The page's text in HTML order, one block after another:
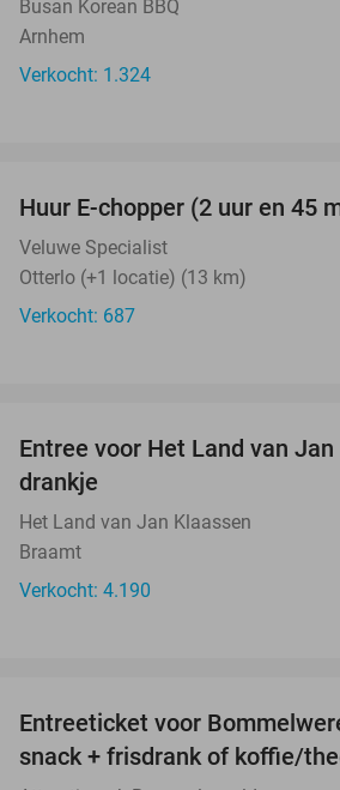
Busan Korean BBQ
Arnhem
Verkocht: 1.324
Huur E-chopper (2 uur en 45
Veluwe Specialist
Otterlo (+1 locatie) (13 km)
Verkocht: 687
Entree voor Het Land van
drankje
Het Land van Jan Klaassen
Braamt
Verkocht: 4.190
Entreeticket voor
snack + frisdrank of koffie/